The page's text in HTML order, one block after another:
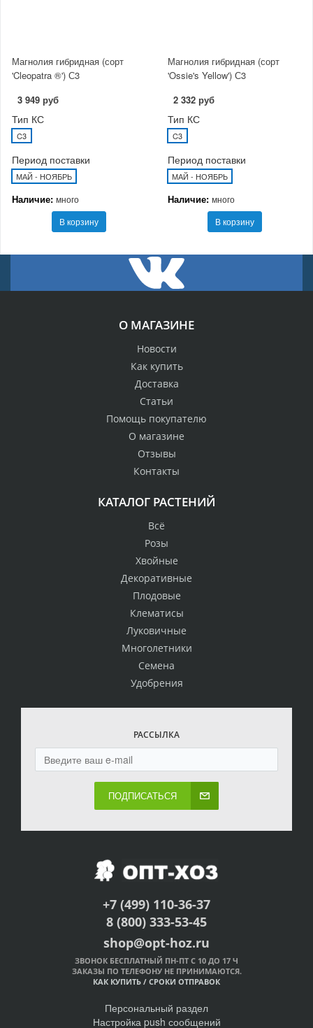
Магнолия гибридная (сорт
'Cleopatra ®') С3
3 949 руб
Тип КС
C3
Период поставки
МАЙ - НОЯБРЬ
Наличие: много
В корзину
Магнолия гибридная (сорт
'Ossie's Yellow') С3
2 332 руб
Тип КС
C3
Период поставки
МАЙ - НОЯБРЬ
Наличие: много
В корзину
О МАГАЗИНЕ
Новости
Как купить
Доставка
Статьи
Помощь покупателю
О магазине
Отзывы
Контакты
КАТАЛОГ РАСТЕНИЙ
Всё
Розы
Хвойные
Декоративные
Плодовые
Клематисы
Луковичные
Многолетники
Семена
Удобрения
РАССЫЛКА
ПОДПИСАТЬСЯ
+7 (499) 110-36-37
8 (800) 333-53-45
shop@opt-hoz.ru
ЗВОНОК БЕСПЛАТНЫЙ ПН-ПТ С 10 ДО 17 Ч
ЗАКАЗЫ ПО ТЕЛЕФОНУ НЕ ПРИНИМАЮТСЯ.
КАК КУПИТЬ / СРОКИ ОТПРАВОК
Персональный раздел
Настройка push сообщений